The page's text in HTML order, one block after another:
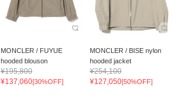
MONCLER / FUYUE
hooded blouson
¥195,800
¥137,060[30%OFF]
MONCLER / BISE nylon
hooded jacket
¥254,100
¥127,050[50%OFF]